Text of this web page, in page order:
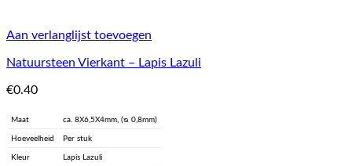
Aan verlanglijst toevoegen
Natuursteen Vierkant – Lapis Lazuli
€0.40
Maat ca. 8X6,5X4mm, (ᴓ 0,8mm)
Hoeveelheid Per stuk
Kleur Lapis Lazuli